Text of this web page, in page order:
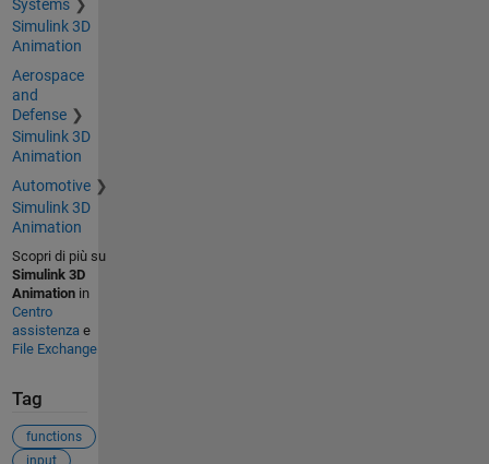
Systems
Simulink 3D
Animation
Aerospace
and
Defense
Simulink 3D
Animation
Automotive
Simulink 3D
Animation
Scopri di più su
Simulink 3D
Animationin
Centro
assistenzae
File Exchange
Tag
functions
input